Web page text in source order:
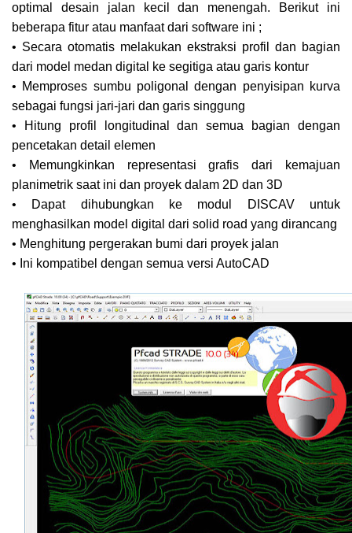
optimal desain jalan kecil dan menengah. Berikut ini
beberapa fitur atau manfaat dari software ini ;
• Secara otomatis melakukan ekstraksi profil dan bagian
dari model medan digital ke segitiga atau garis kontur
• Memproses sumbu poligonal dengan penyisipan kurva
sebagai fungsi jari-jari dan garis singgung
• Hitung profil longitudinal dan semua bagian dengan
pencetakan detail elemen
• Memungkinkan representasi grafis dari kemajuan
planimetrik saat ini dan proyek dalam 2D ​​dan 3D
• Dapat dihubungkan ke modul DISCAV untuk
menghasilkan model digital dari solid road yang dirancang
• Menghitung pergerakan bumi dari proyek jalan
• Ini kompatibel dengan semua versi AutoCAD